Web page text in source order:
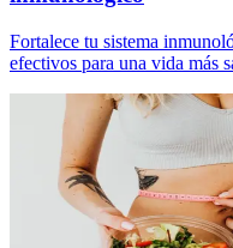
Fortalece tu sistema
efectivos para una vida más